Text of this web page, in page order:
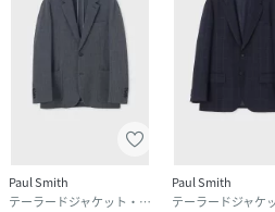
Paul Smith
テーラードジャケット・ブレザー
Paul Smith